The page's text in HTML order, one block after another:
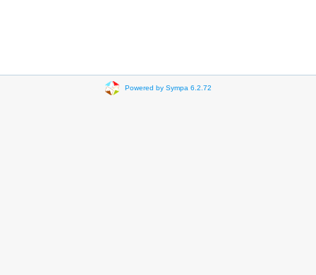
Powered by Sympa 6.2.72